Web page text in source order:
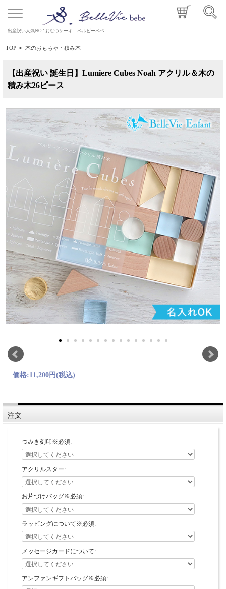
出産祝い人気NO.1おむつケーキ｜ベルビーベベ
TOP > 木のおもちゃ・積み木
【出産祝い 誕生日】Lumiere Cubes Noah アクリル＆木の
積み木26ピース
価格:11,200円(税込)
注文
つみき刻印※必須:
アクリルスター:
お片づけバッグ※必須:
ラッピングについて※必須:
メッセージカードについて:
アンファンギフトバッグ※必須: